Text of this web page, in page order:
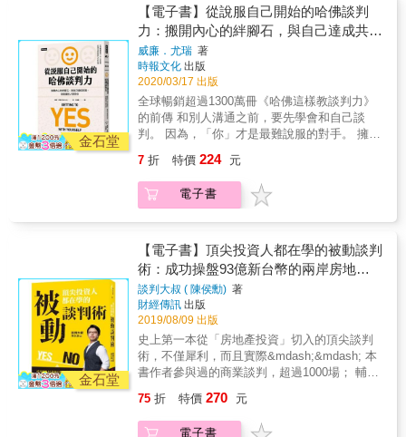
你總是（常常、每次）都&hellip;&hellip; X 你
一定又&hellip;&hellip; X 我認為&hellip;&hellip;
X 我覺得&hellip;&hellip;
許多談判老手都認為傾聽對方的目的就是要找
出他們的需求，然而有時問題的核心其實是在
於：對方為什麼有那個需求。 原則2：調節雙
方的利益而非需求 當談判雙方的需求互斥時，
談判高手該做的事情，是做更深層的探究來找
出雙方潛藏的利益。這個策略讓他們能夠對協
議作更廣泛的思考，也會更有創意，來滿足雙
方的利益。 原則3：為本質不同的聯盟創造共
既合作又競爭是有可能的。即使是競爭者，你
也可以靈活變通，從彼此的優勢與需求中尋求
互補的空間，找出一同把餅做大的合作方式。
原則4：把對方的要求視作機會 一般來說，在
面對對方所提出的要求時，談判者通常都會設
法拒絕對方的要求，但調查性的談判者在面對
對方提出要求時，卻會思考：「我能從他所提
出的要求中學到什麼？這個要求是否告訴了我
對方的需求跟利益？我可以如何運用這個訊息
來創造及攫取價值？」 原則5：別因為「那是
他們的問題」而錯失了機會 當對方因為本身面
對的問題而造成談判上出現障礙時，協助對方
解決問題，並不代表刻意做好事或是利他主
義，而是談判者了解到，對方只有在不受任何
限制的情況下，才有可能對己方做出更多的貢
獻。 原則6：不要讓談判是因為己方的出價遭
拒而結束 談判絕不要因為對方說了「不」之後
最大的絆腳石。畢竟，要是不能說服自己，又
怎麼能期待說動別人？ 擁有三十多年豐富談判
經驗的哈佛頂尖談判專家威廉‧尤瑞，在處理諸
多各行各業的日常衝突、乃至國際紛爭的高難
度談判後，他發現人們應該進行最初、也是最
重要的溝通，就是「與自己的談判」。 如果我
們能先從認同自己、認同人生開始，與自己達
成共識，就能進而認同別人，逐步為「讓別人
贊同你」預先鋪好路。最終，這種內在認同的
方法不僅能提供新的生活方式，也能讓你妥善
本書結合溝通學、談判術與心理學，教你先與
自己和好，重拾內心的平靜，才能更好的影響
他人。更擴大來說，不只是與人的衝突，包括
應的方式，活出更好的自己。 哈佛談判專家教
你「說服自己」的六大心法 一、【照顧自己，
了解內在的感受】少點自責，多聽自己 把砲
口對外的談判，轉為關注自己的內心感受。從
局外人的角度觀察自己真正的想法與感受，能
讓自己從心煩意亂的念頭中抽離。 二、【想好
B計畫，此路不通就轉彎】少怪別人，多靠
自己 即使無法與對方達成共識，也要有一個最
自己內心需求的角度出發。 三、【別拒絕人
足 我們可能當不成人生的編劇，但可以選擇成
金石堂
【電子書】從說服自己開始的哈佛談判
力：搬開內心的絆腳石，與自己達成共
識，就能讓別人贊同你（談判經典暢銷升
級版）
威廉．尤瑞 著
時報文化 出版
2020/03/17 出版
全球暢銷超過1300萬冊《哈佛這樣教談判力》
的前傳 和別人溝通之前，要先學會和自己談
判。 因為，「你」才是最難說服的對手。 擁有
自我認同，並與人達成共識的6個步驟， 有效
化解衝突與紛爭，充分圓滿自己與他人。 當面
對談判、對立、衝突或爭執時，最大的障礙並
最大的絆腳石。畢竟，要是不能說服自己，又
怎麼能期待說動別人？ 擁有三十多年豐富談判
經驗的哈佛頂尖談判專家威廉‧尤瑞，在處理諸
多各行各業的日常衝突、乃至國際紛爭的高難
度談判後，他發現人們應該進行最初、也是最
重要的溝通，就是「與自己的談判」。 如果我
們能先從認同自己、認同人生開始，與自己達
成共識，就能進而認同別人，逐步為「讓別人
贊同你」預先鋪好路。最終，這種內在認同的
方法不僅能提供新的生活方式，也能讓你妥善
本書結合溝通學、談判術與心理學，教你先與
7 折 特價 224 元
電子書
金石堂
【電子書】頂尖投資人都在學的被動談判
術：成功操盤93億新台幣的兩岸房地產
談判高手，教你「以退為進」的7堂協商
獲利必修課
談判大叔 ( 陳侯勳) 著
財經傳訊 出版
2019/08/09 出版
史上第一本從「房地產投資」切入的頂尖談判
術，不僅犀利，而且實際&mdash;&mdash; 本
書作者參與過的商業談判，超過1000場； 輔導
案談判顧問費，更高達每年380萬！ 而他說：
成功獲利之鑰，就在於「被動談判」！ ●你知
75 折 特價 270 元
電子書